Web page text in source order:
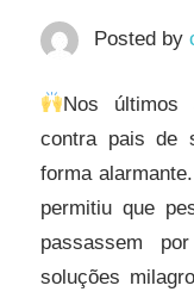
Posted by
Nos últimos
contra pais de
forma
permitiu que
passassem
soluções